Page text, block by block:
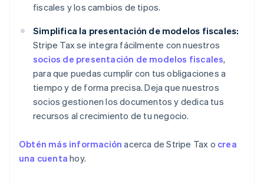
fiscales y los cambios de tipos.
Simplifica la presentación de modelos fiscales:
Stripe Tax se integra fácilmente con nuestros
socios de presentación de modelos fiscales,
para que puedas cumplir con tus obligaciones a
tiempo y de forma precisa. Deja que nuestros
socios gestionen los documentos y dedica tus
recursos al crecimiento de tu negocio.
Obtén más información acerca de Stripe Tax o crea
una cuenta hoy.